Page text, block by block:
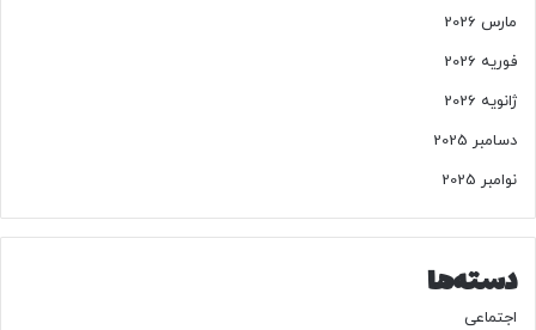
مارس 2026
فوریه 2026
ژانویه 2026
دسامبر 2025
نوامبر 2025
دسته‌ها
اجتماعی